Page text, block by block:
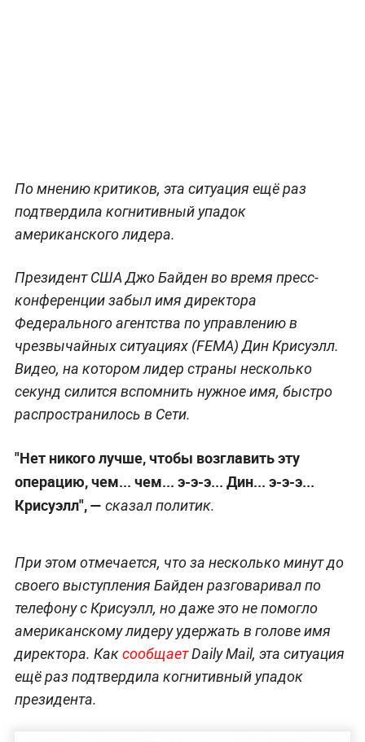
По мнению критиков, эта ситуация ещё раз
подтвердила когнитивный упадок
американского лидера.
Президент США Джо Байден во время пресс-
конференции забыл имя директора
Федерального агентства по управлению в
чрезвычайных ситуациях (FEMA) Дин Крисуэлл.
Видео, на котором лидер страны несколько
секунд силится вспомнить нужное имя, быстро
распространилось в Сети.
"Нет никого лучше, чтобы возглавить эту
операцию, чем... чем... э-э-э... Дин... э-э-э...
Крисуэлл",— сказал политик.
При этом отмечается, что за несколько минут до
своего выступления Байден разговаривал по
телефону с Крисуэлл, но даже это не помогло
американскому лидеру удержать в голове имя
директора. КаксообщаетDaily Mail, эта ситуация
ещё раз подтвердила когнитивный упадок
президента.